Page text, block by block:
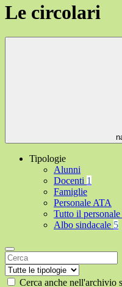
Le circolari
Tipologie
Alunni
Docenti 1
Famiglie
Personale ATA
Tutto il personale
Albo sindacale 5
Cerca anche nell'archivio